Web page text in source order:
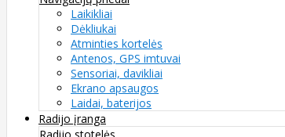
Laikikliai
Dėkliukai
Atminties kortelės
Antenos, GPS imtuvai
Sensoriai, davikliai
Ekrano apsaugos
Laidai, baterijos
Radijo įranga
Radijo stotelės